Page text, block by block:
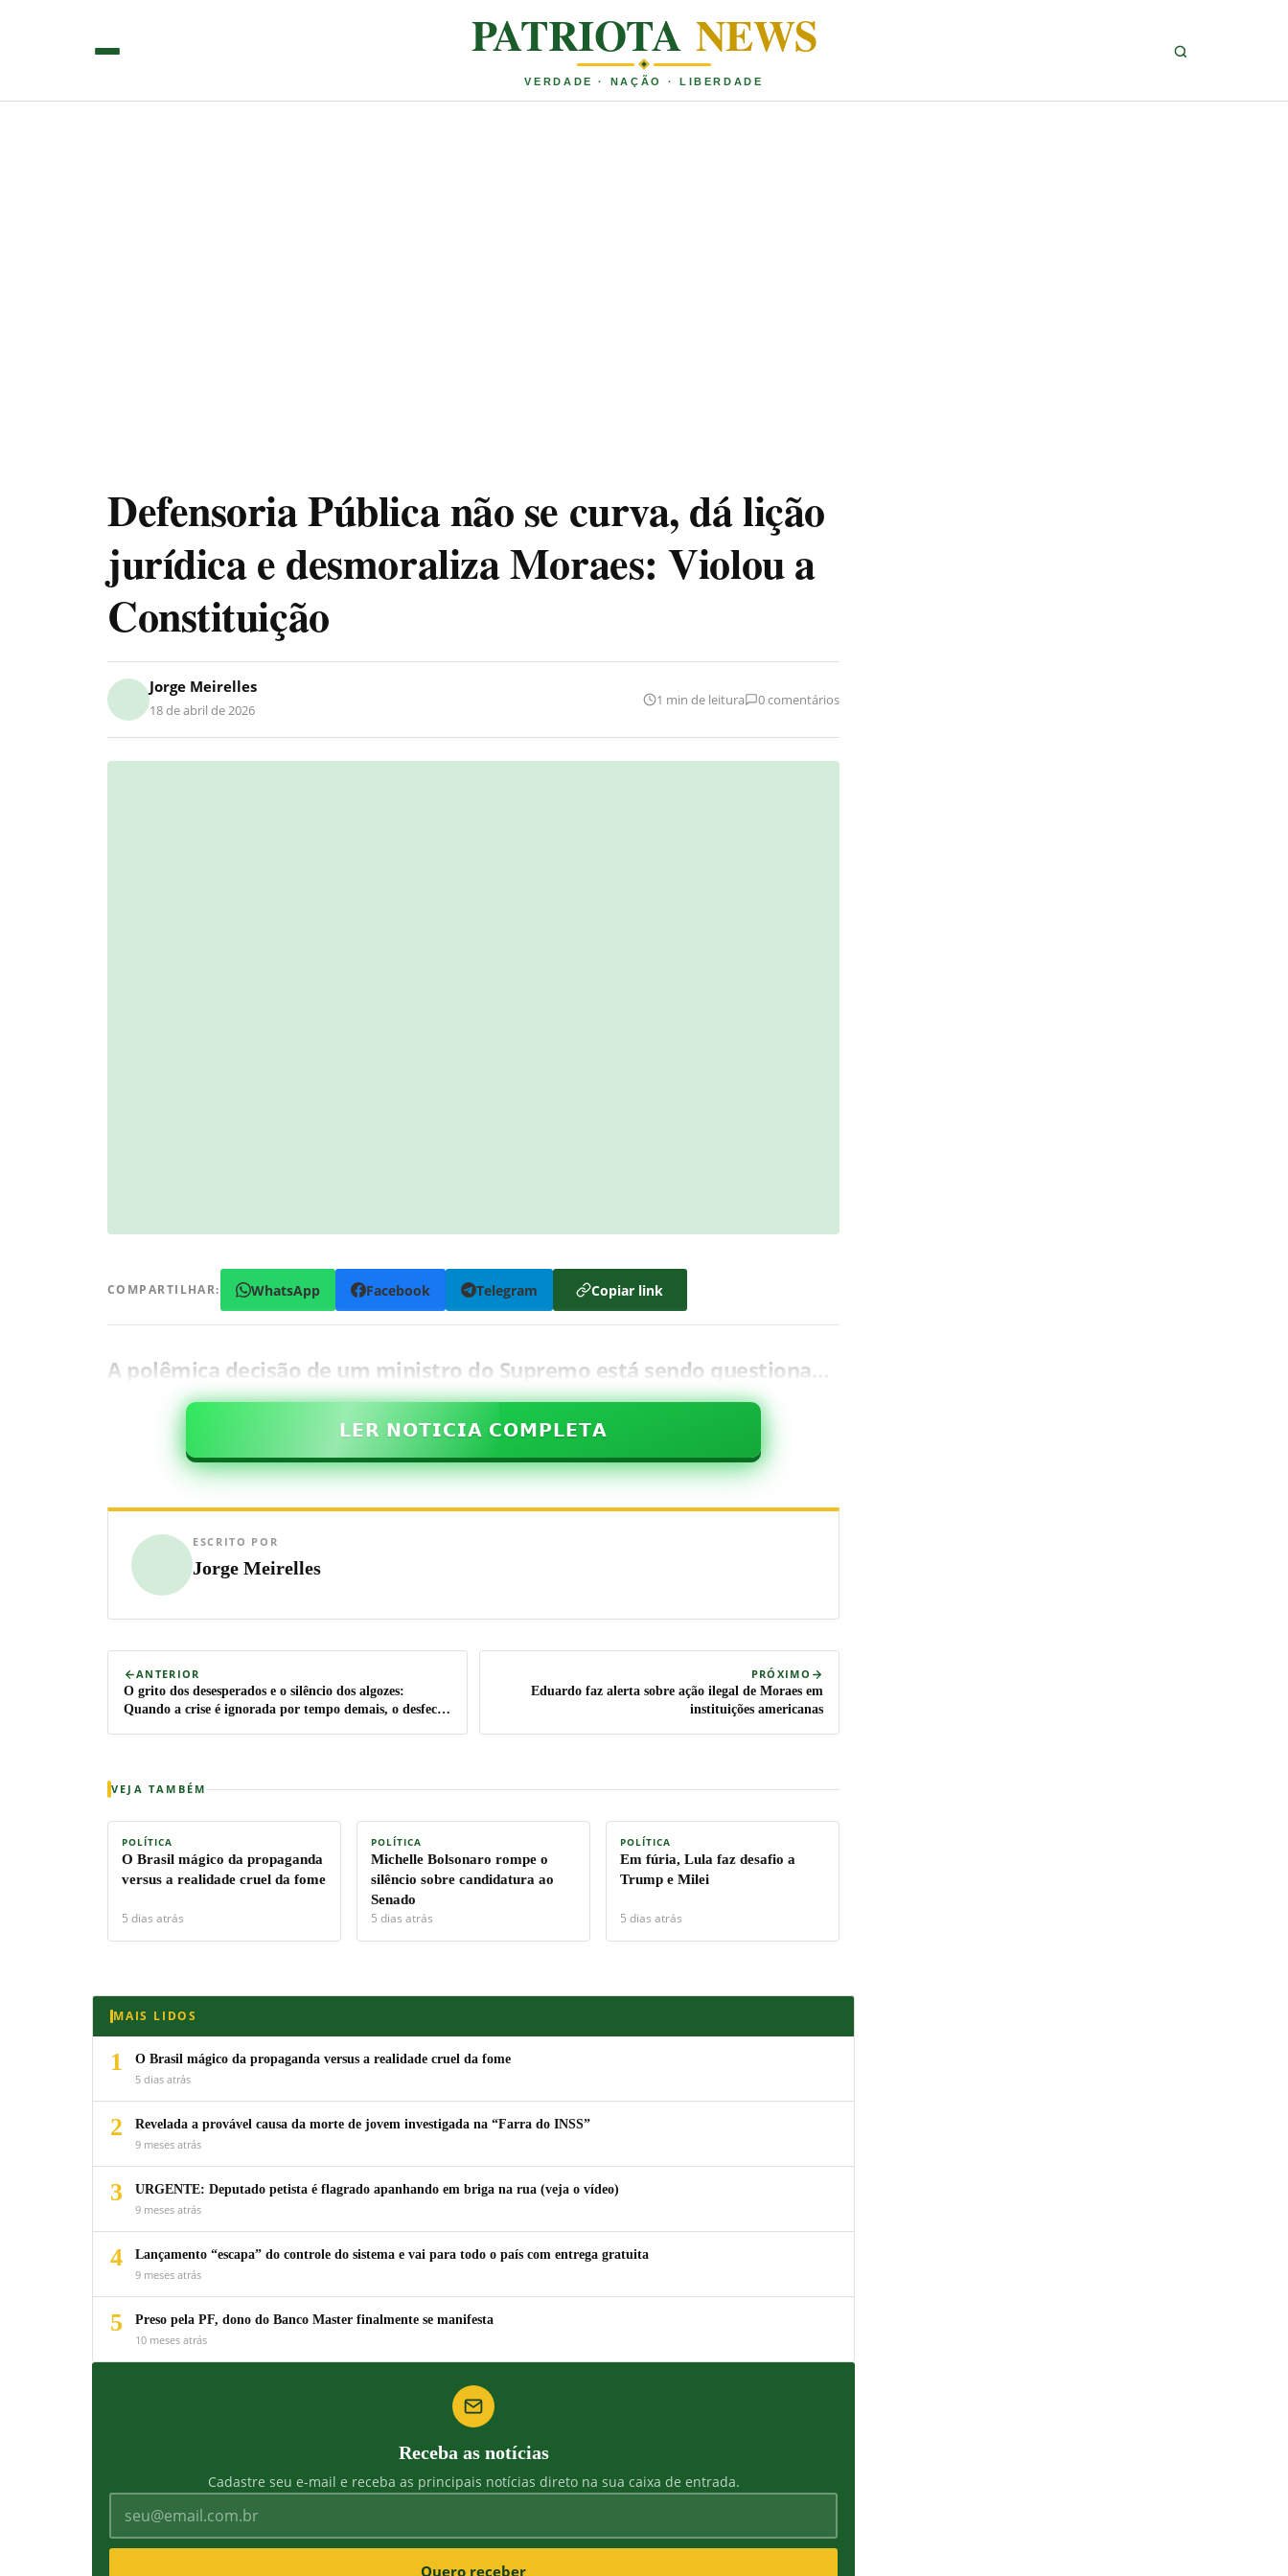
PATRIOTA NEWS
VERDADE · NAÇÃO · LIBERDADE
Defensoria Pública não se curva, dá lição
jurídica e desmoraliza Moraes: Violou a
Constituição
Jorge Meirelles
18 de abril de 2026
1 min de leitura 0 comentários
COMPARTILHAR: WhatsApp Facebook Telegram Copiar link
A polêmica decisão de um ministro do Supremo está sendo questiona…
𝗟𝗘𝗥 𝗡𝗢𝗧𝗜𝗖𝗜𝗔 𝗖𝗢𝗠𝗣𝗟𝗘𝗧𝗔
ESCRITO POR
Jorge Meirelles
ANTERIOR
O grito dos desesperados e o silêncio dos algozes:
Quando a crise é ignorada por tempo demais, o desfecho
PRÓXIMO
Eduardo faz alerta sobre ação ilegal de Moraes em
instituições americanas
VEJA TAMBÉM
POLÍTICA
O Brasil mágico da propaganda
versus a realidade cruel da fome
5 dias atrás
POLÍTICA
Michelle Bolsonaro rompe o
silêncio sobre candidatura ao
Senado
5 dias atrás
POLÍTICA
Em fúria, Lula faz desafio a
Trump e Milei
5 dias atrás
MAIS LIDOS
1
O Brasil mágico da propaganda versus a realidade cruel da fome
5 dias atrás
2
Revelada a provável causa da morte de jovem investigada na “Farra do INSS”
9 meses atrás
3
URGENTE: Deputado petista é flagrado apanhando em briga na rua (veja o vídeo)
9 meses atrás
4
Lançamento “escapa” do controle do sistema e vai para todo o país com entrega gratuita
9 meses atrás
5
Preso pela PF, dono do Banco Master finalmente se manifesta
10 meses atrás
Receba as notícias
Cadastre seu e-mail e receba as principais notícias direto na sua caixa de entrada.
Quero receber